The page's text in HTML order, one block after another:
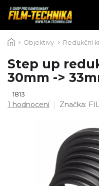
na
Objektivy Redukční
Step up
30mm ->
1813
Průměrné
1 hodnocení Značka: